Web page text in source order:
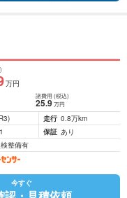
万円
諸費用 (税込)
25.9 万円
走行 0.8万km
保証 あり
整備有
今すぐ